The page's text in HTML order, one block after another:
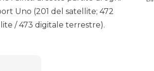
Uno (201 del satellite; 472
/ 473 digitale terrestre).